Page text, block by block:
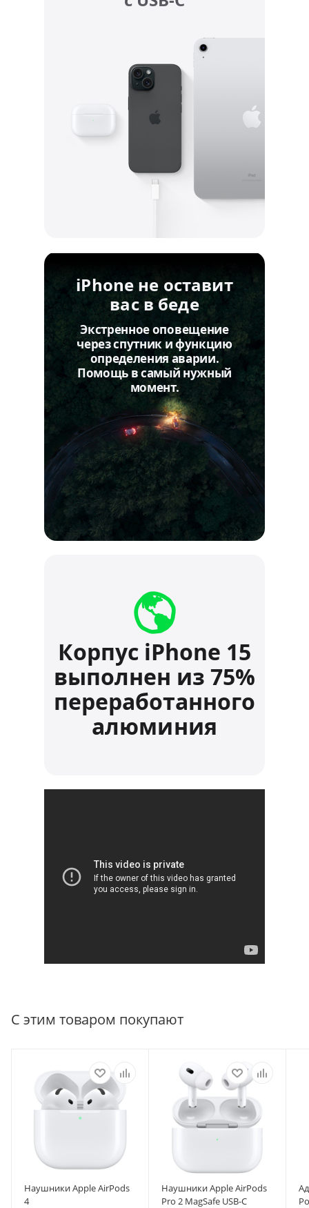
iPhone не оставит
вас в беде
Экстренное оповещение
через спутник и функцию
определения аварии.
Помощь в самый нужный
момент.
Корпус iPhone 15
выполнен из 75%
переработанного
алюминия
С этим товаром покупают
Наушники Apple AirPods
4
Наушники Apple AirPods
Pro 2 MagSafe USB-C